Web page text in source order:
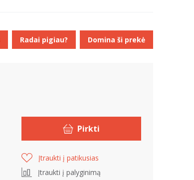
Pirkti
Įtraukti į patikusias
Įtraukti į palyginimą
Radai pigiau? Domina ši prekė